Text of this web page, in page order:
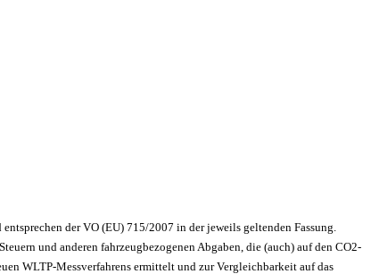
der VO (EU) 715/2007 in der jeweils geltenden Fassung.
und anderen fahrzeugbezogenen Abgaben, die (auch) auf den CO2-
WLTP-Messverfahrens ermittelt und zur Vergleichbarkeit auf das